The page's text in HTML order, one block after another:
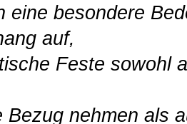
eine besondere
auf,
Feste sowohl
Bezug nehmen als